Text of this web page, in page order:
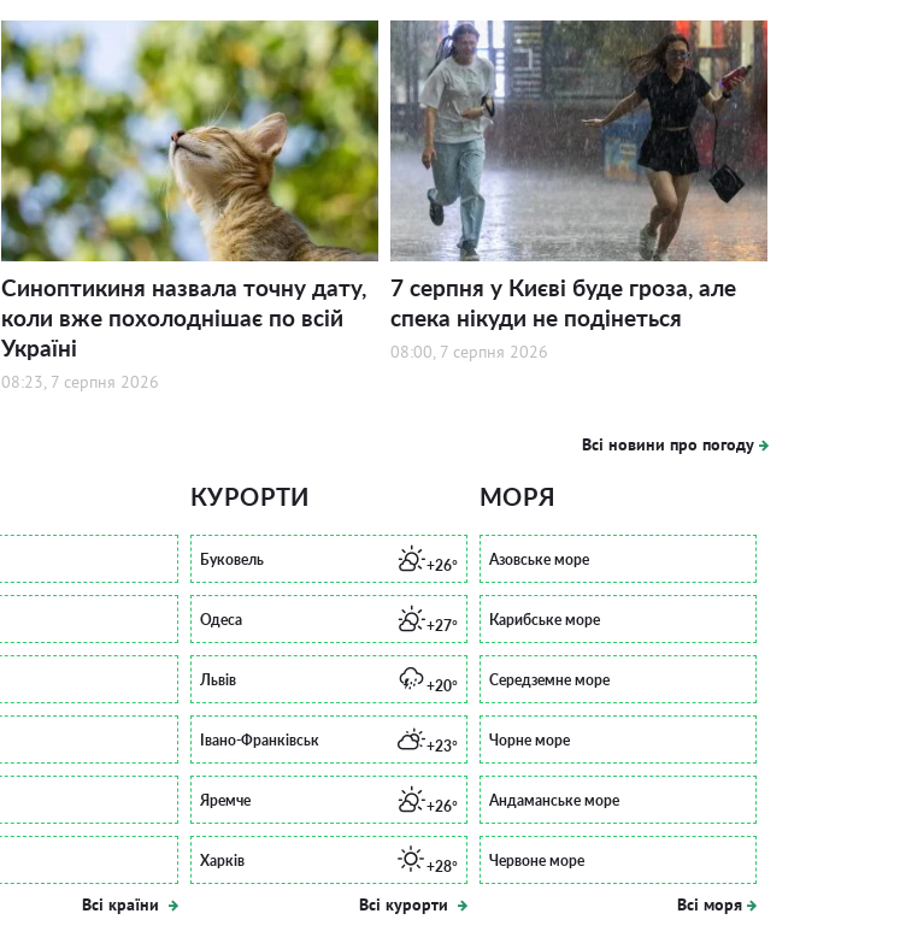
Синоптикиня назвала точну дату,
коли вже похолоднішає по всій
Україні
08:23, 7 серпня 2026
7 серпня у Києві буде гроза, але
спека нікуди не подінеться
08:00, 7 серпня 2026
Всі новини про погоду
Всі країни
КУРОРТИ
Буковель +26°
Одеса +27°
Львів +20°
Івано-Франківськ +23°
Яремче +26°
Харків +28°
Всі курорти
МОРЯ
Азовське море
Карибське море
Середземне море
Чорне море
Андаманське море
Червоне море
Всі моря